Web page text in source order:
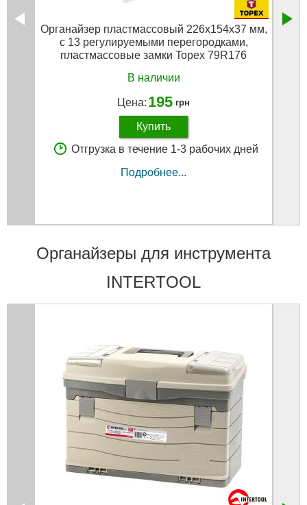
Органайзер пластмассовый 226x154x37 мм,
c 13 регулируемыми перегородками,
пластмассовые замки Topex 79R176
В наличии
Цена: 195 грн
Купить
Отгрузка в течение 1-3 рабочих дней
Подробнее...
Органайзеры для инструмента
INTERTOOL